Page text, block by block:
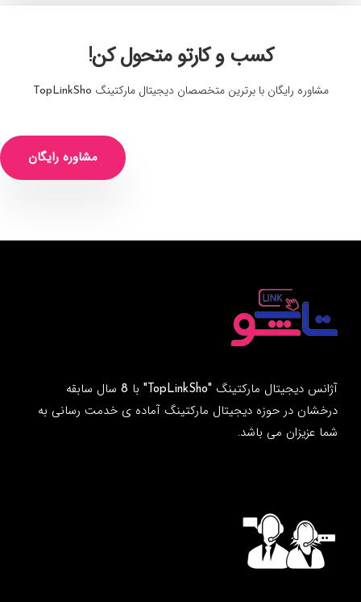
کسب و کارتو متحول کن!
مشاوره رایگان با برترین متخصصان دیجیتال مارکتینگ TopLinkSho
مشاوره رایگان
آژانس دیجیتال مارکتینگ "TopLinkSho" با 8 سال سابقه
درخشان در حوزه دیجیتال مارکتینگ آماده ی خدمت رسانی به
شما عزیزان می باشد.